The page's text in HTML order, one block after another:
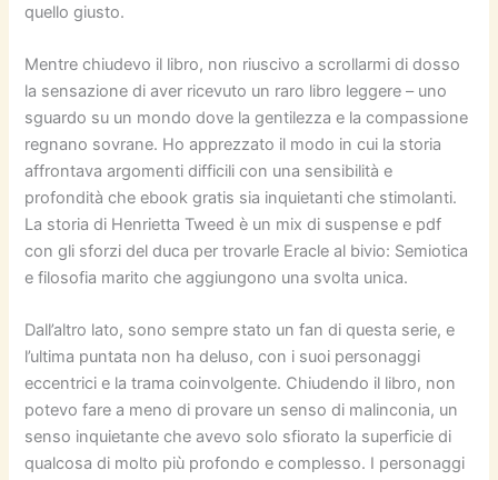
quello giusto.
Mentre chiudevo il libro, non riuscivo a scrollarmi di dosso
la sensazione di aver ricevuto un raro libro leggere – uno
sguardo su un mondo dove la gentilezza e la compassione
regnano sovrane. Ho apprezzato il modo in cui la storia
affrontava argomenti difficili con una sensibilità e
profondità che ebook gratis sia inquietanti che stimolanti.
La storia di Henrietta Tweed è un mix di suspense e pdf
con gli sforzi del duca per trovarle Eracle al bivio: Semiotica
e filosofia marito che aggiungono una svolta unica.
Dall’altro lato, sono sempre stato un fan di questa serie, e
l’ultima puntata non ha deluso, con i suoi personaggi
eccentrici e la trama coinvolgente. Chiudendo il libro, non
potevo fare a meno di provare un senso di malinconia, un
senso inquietante che avevo solo sfiorato la superficie di
qualcosa di molto più profondo e complesso. I personaggi